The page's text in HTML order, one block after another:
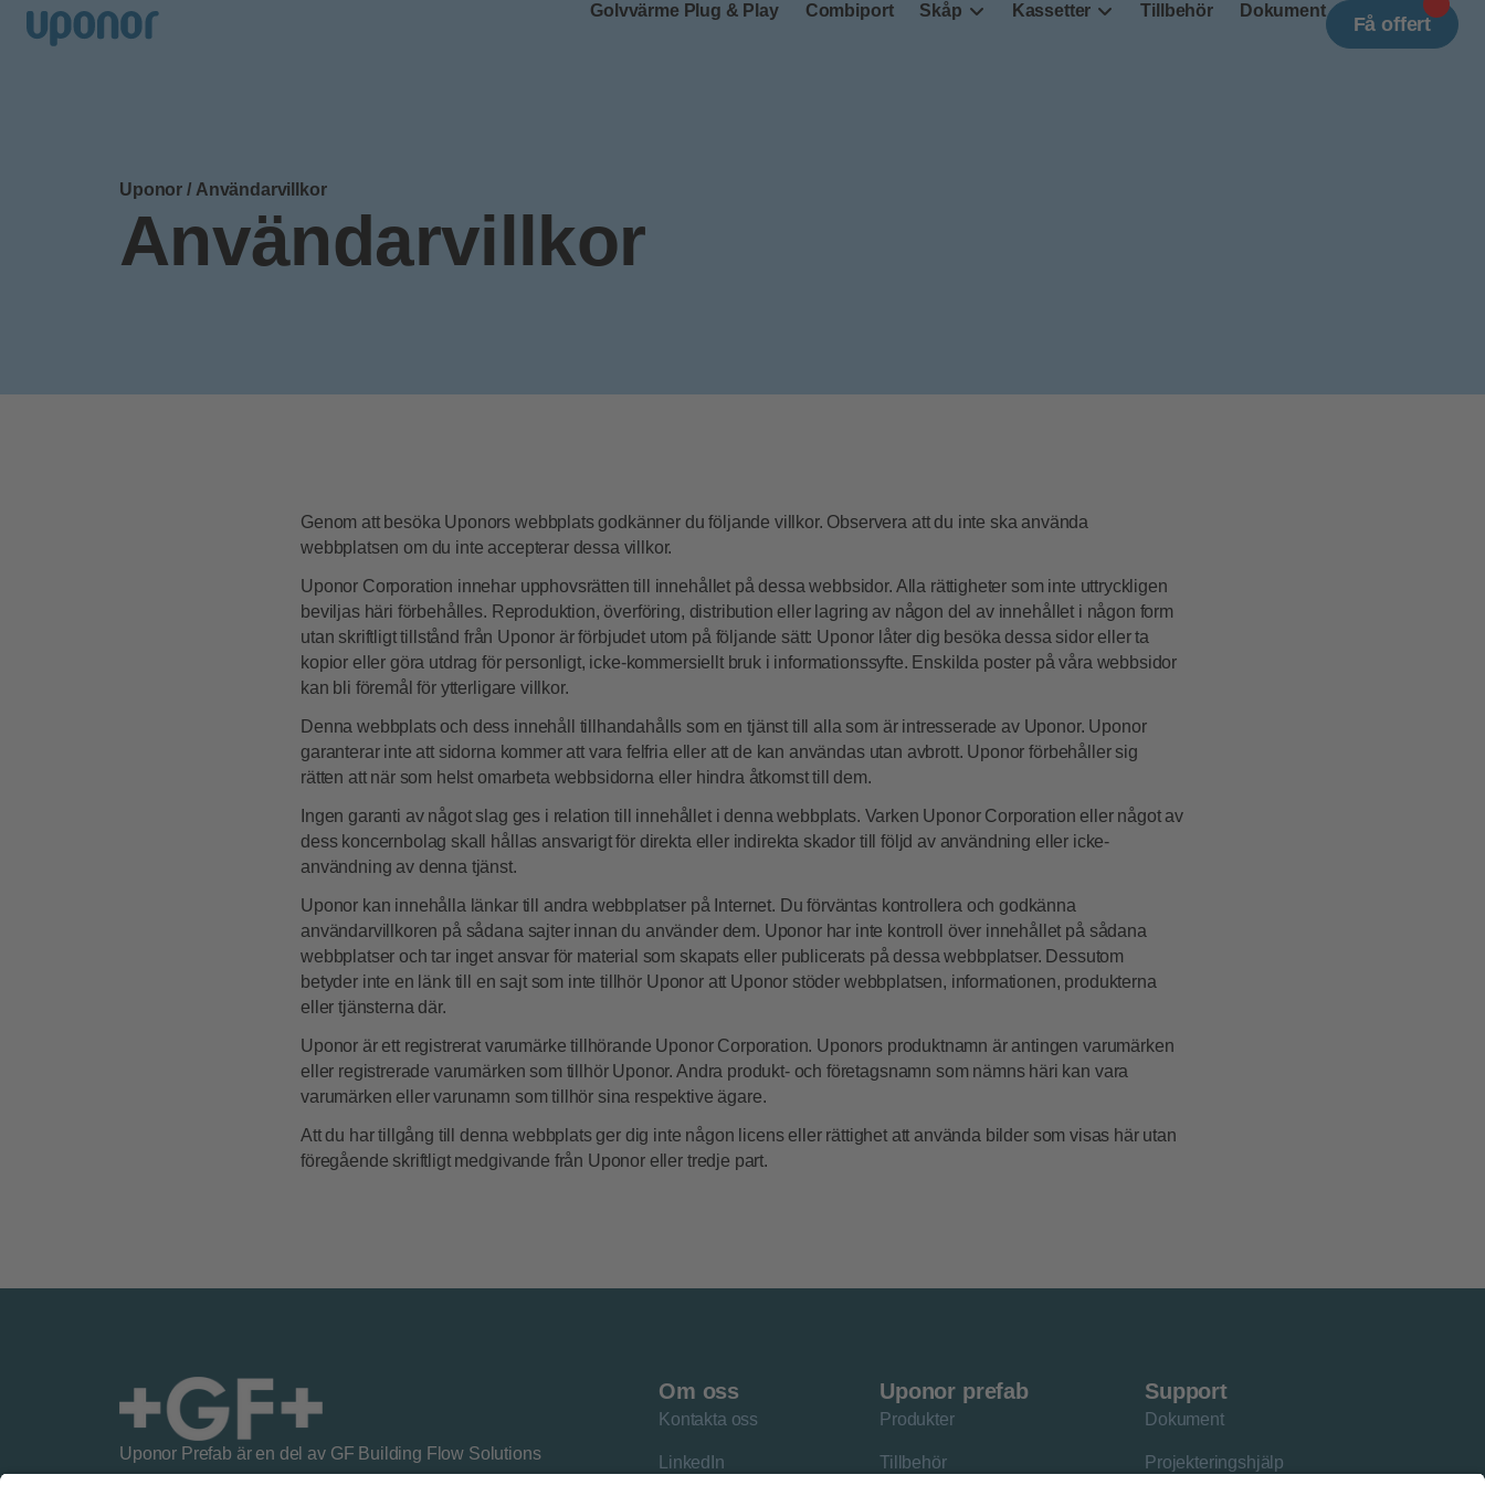
Golvvärme Plug & Play Combiport Skåp Kassetter Tillbehör Dokument
Få offert
Uponor / Användarvillkor
Användarvillkor
Genom att besöka Uponors webbplats godkänner du följande villkor. Observera att du inte ska använda
webbplatsen om du inte accepterar dessa villkor.
Uponor Corporation innehar upphovsrätten till innehållet på dessa webbsidor. Alla rättigheter som inte uttryckligen
beviljas häri förbehålles. Reproduktion, överföring, distribution eller lagring av någon del av innehållet i någon form
utan skriftligt tillstånd från Uponor är förbjudet utom på följande sätt: Uponor låter dig besöka dessa sidor eller ta
kopior eller göra utdrag för personligt, icke-kommersiellt bruk i informationssyfte. Enskilda poster på våra webbsidor
kan bli föremål för ytterligare villkor.
Denna webbplats och dess innehåll tillhandahålls som en tjänst till alla som är intresserade av Uponor. Uponor
garanterar inte att sidorna kommer att vara felfria eller att de kan användas utan avbrott. Uponor förbehåller sig
rätten att när som helst omarbeta webbsidorna eller hindra åtkomst till dem.
Ingen garanti av något slag ges i relation till innehållet i denna webbplats. Varken Uponor Corporation eller något av
dess koncernbolag skall hållas ansvarigt för direkta eller indirekta skador till följd av användning eller icke-
användning av denna tjänst.
Uponor kan innehålla länkar till andra webbplatser på Internet. Du förväntas kontrollera och godkänna
användarvillkoren på sådana sajter innan du använder dem. Uponor har inte kontroll över innehållet på sådana
webbplatser och tar inget ansvar för material som skapats eller publicerats på dessa webbplatser. Dessutom
betyder inte en länk till en sajt som inte tillhör Uponor att Uponor stöder webbplatsen, informationen, produkterna
eller tjänsterna där.
Uponor är ett registrerat varumärke tillhörande Uponor Corporation. Uponors produktnamn är antingen varumärken
eller registrerade varumärken som tillhör Uponor. Andra produkt- och företagsnamn som nämns häri kan vara
varumärken eller varunamn som tillhör sina respektive ägare.
Att du har tillgång till denna webbplats ger dig inte någon licens eller rättighet att använda bilder som visas här utan
föregående skriftligt medgivande från Uponor eller tredje part.
Uponor Prefab är en del av GF Building Flow Solutions
Om oss
Kontakta oss
LinkedIn
Uponor prefab
Produkter
Tillbehör
Support
Dokument
Projekteringshjälp